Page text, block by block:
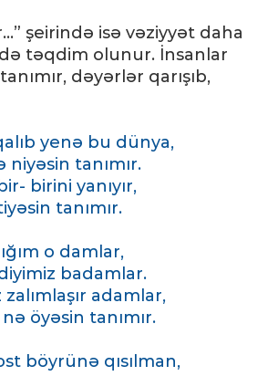
şeirində isə vəziyyət daha
təqdim olunur. İnsanlar
dəyərlər qarışıb,
yenə bu dünya,
niyəsin tanımır.
birini yanıyır,
tanımır.
o damlar,
badamlar.
adamlar,
öyəsin tanımır.
böyrünə qısılman,